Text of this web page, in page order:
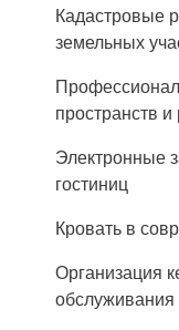
Кадастровые
земельных
пространств
Электронные
гостиниц
Кровать в
Организация
обслуживания